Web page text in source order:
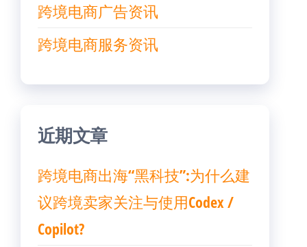
跨境电商广告资讯
跨境电商服务资讯
近期文章
跨境电商出海“黑科技”:为什么建
议跨境卖家关注与使用Codex /
Copilot?